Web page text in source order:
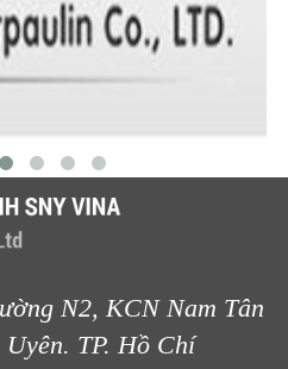
NẮNG
N2, KCN Nam Tân
TP. Hồ Chí